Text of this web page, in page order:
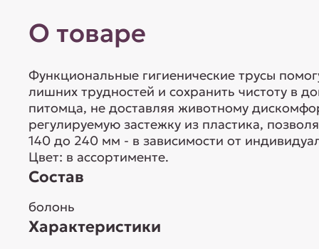
О товаре
Функциональные гигиенические трусы
лишних трудностей и сохранить чистоту в
питомца, не доставляя животному
регулируемую застежку из пластика,
140 до 240 мм - в зависимости от
Цвет: в ассортименте.
Состав
болонь
Характеристики